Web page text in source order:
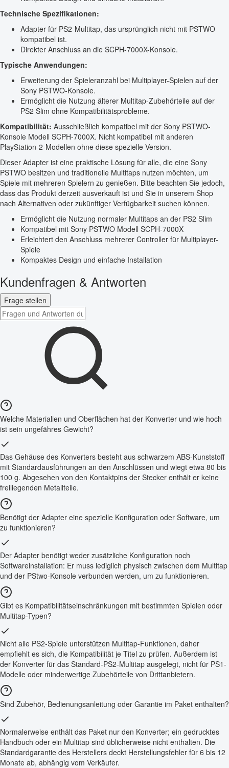
Technische Spezifikationen:
Adapter für PS2-Multitap, das ursprünglich nicht mit PSTWO
kompatibel ist.
Direkter Anschluss an die SCPH-7000X-Konsole.
Typische Anwendungen:
Erweiterung der Spieleranzahl bei Multiplayer-Spielen auf der
Sony PSTWO-Konsole.
Ermöglicht die Nutzung älterer Multitap-Zubehörteile auf der
PS2 Slim ohne Kompatibilitätsprobleme.
Kompatibilität: Ausschließlich kompatibel mit der Sony PSTWO-
Konsole Modell SCPH-7000X. Nicht kompatibel mit anderen
PlayStation-2-Modellen ohne diese spezielle Version.
Dieser Adapter ist eine praktische Lösung für alle, die eine Sony
PSTWO besitzen und traditionelle Multitaps nutzen möchten, um
Spiele mit mehreren Spielern zu genießen. Bitte beachten Sie jedoch,
dass das Produkt derzeit ausverkauft ist und Sie in unserem Shop
nach Alternativen oder zukünftiger Verfügbarkeit suchen können.
Ermöglicht die Nutzung normaler Multitaps an der PS2 Slim
Kompatibel mit Sony PSTWO Modell SCPH-7000X
Erleichtert den Anschluss mehrerer Controller für Multiplayer-
Spiele
Kompaktes Design und einfache Installation
Kundenfragen & Antworten
Frage stellen
Welche Materialien und Oberflächen hat der Konverter und wie hoch
ist sein ungefähres Gewicht?
Das Gehäuse des Konverters besteht aus schwarzem ABS-Kunststoff
mit Standardausführungen an den Anschlüssen und wiegt etwa 80 bis
100 g. Abgesehen von den Kontaktpins der Stecker enthält er keine
freiliegenden Metallteile.
Benötigt der Adapter eine spezielle Konfiguration oder Software, um
zu funktionieren?
Der Adapter benötigt weder zusätzliche Konfiguration noch
Softwareinstallation: Er muss lediglich physisch zwischen dem Multitap
und der PStwo-Konsole verbunden werden, um zu funktionieren.
Gibt es Kompatibilitätseinschränkungen mit bestimmten Spielen oder
Multitap-Typen?
Nicht alle PS2-Spiele unterstützen Multitap-Funktionen, daher
empfiehlt es sich, die Kompatibilität je Titel zu prüfen. Außerdem ist
der Konverter für das Standard-PS2-Multitap ausgelegt, nicht für PS1-
Modelle oder minderwertige Zubehörteile von Drittanbietern.
Sind Zubehör, Bedienungsanleitung oder Garantie im Paket enthalten?
Normalerweise enthält das Paket nur den Konverter; ein gedrucktes
Handbuch oder ein Multitap sind üblicherweise nicht enthalten. Die
Standardgarantie des Herstellers deckt Herstellungsfehler für 6 bis 12
Monate ab, abhängig vom Verkäufer.